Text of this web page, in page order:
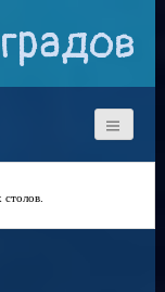
столов.